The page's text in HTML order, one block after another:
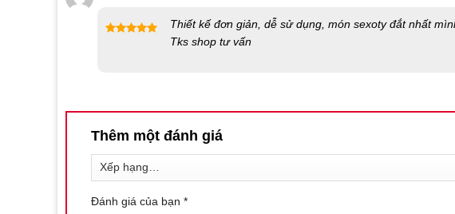
Thiết kế đơn giản, dễ sử dụng, món sexoty đắt nhất
Tks shop tư vấn
Thêm một đánh giá
Đánh giá của bạn *